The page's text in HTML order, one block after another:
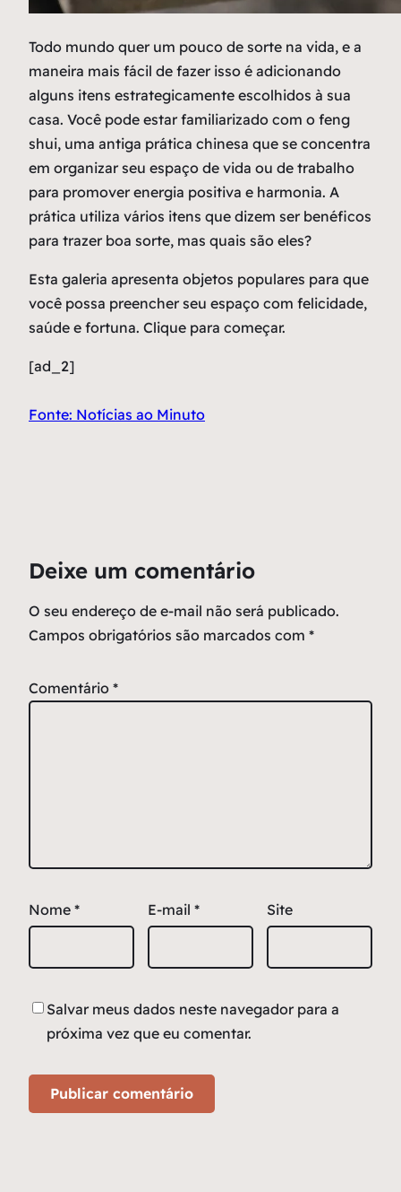
Todo mundo quer um pouco de sorte na vida, e a
maneira mais fácil de fazer isso é adicionando
alguns itens estrategicamente escolhidos à sua
casa. Você pode estar familiarizado com o feng
shui, uma antiga prática chinesa que se concentra
em organizar seu espaço de vida ou de trabalho
para promover energia positiva e harmonia. A
prática utiliza vários itens que dizem ser benéficos
para trazer boa sorte, mas quais são eles?
Esta galeria apresenta objetos populares para que
você possa preencher seu espaço com felicidade,
saúde e fortuna. Clique para começar.
[ad_2]
Fonte: Notícias ao Minuto
Deixe um comentário
O seu endereço de e-mail não será publicado.
Campos obrigatórios são marcados com *
Comentário *
Nome * E-mail * Site
Salvar meus dados neste navegador para a
próxima vez que eu comentar.